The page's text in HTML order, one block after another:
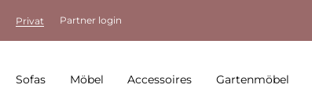
Privat Partner login
Sofas Möbel Accessoires Gartenmöbel